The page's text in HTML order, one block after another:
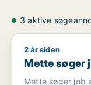
3 aktive
Mette søger job
2 år siden
Mette søger
Mette søger job